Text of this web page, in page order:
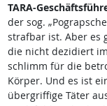
TARA-
der sog.
strafbar ist. Aber es
die nicht dezidiert
schlimm für die
Körper. Und es ist
übergriffige Täter